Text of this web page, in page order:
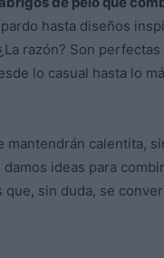
hasta diseños
razón? Son
lo casual hasta lo
mantendrán calentita,
ideas para
sin duda, se